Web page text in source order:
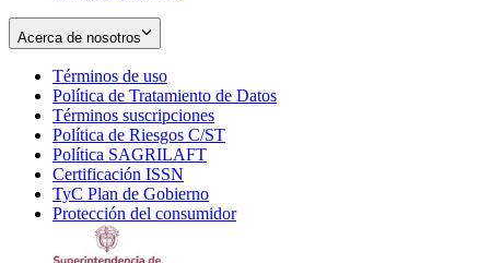
Acerca de nosotros
Términos de uso
in
new
window
Política de Tratamiento de Datos
Términos suscripciones
in
Política de Riesgos C/ST
Política SAGRILAFT
new
window
Certificación ISSN
in
new
TyC Plan de Gobierno
in
Protección del consumidorOpens